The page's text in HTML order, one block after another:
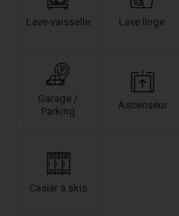
Lave-vaisselle Lave linge
Garage /
Parking
Ascenseur
Casier à skis